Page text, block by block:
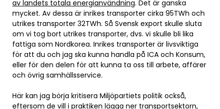
av landets totala energianvändning. Det är ganska
mycket. Av dessa är inrikes transporter cirka 95TWh och
utrikes transporter 32TWh. Så Svensk export skulle sluta
om vi tog bort utrikes transporter, dvs. vi skulle bli lika
fattiga som Nordkorea. Inrikes transporter är livsviktiga
för att du och jag ska kunna handla på ICA och Konsum,
eller för den delen för att kunna ta oss till arbete, affärer
och övrig samhällsservice.
Här kan jag börja kritisera Miljöpartiets politik också,
eftersom de vill i praktiken lägga ner transportsektorn,